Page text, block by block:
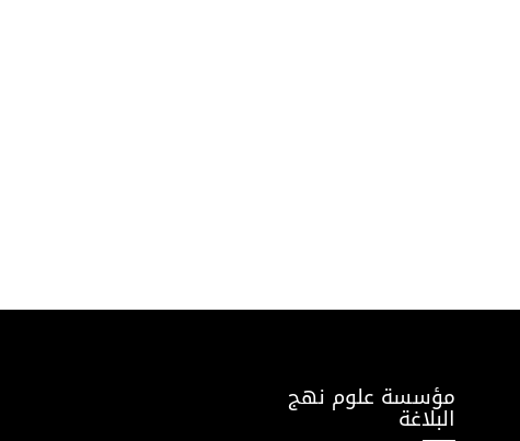
مؤسسة علوم نهج
البلاغة